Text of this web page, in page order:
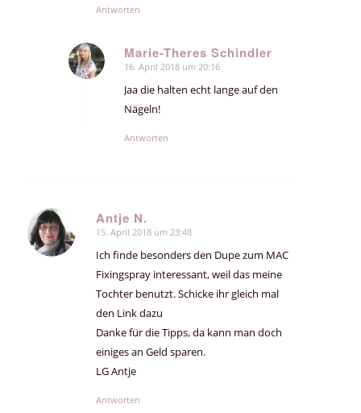
Antworten
Marie-Theres Schindler
sagte:
16. April 2018 um 20:16
Jaa die halten echt lange auf den
Nägeln!
Antworten
Antje N.
sagte:
15. April 2018 um 23:48
Ich finde besonders den Dupe zum MAC
Fixingspray interessant, weil das meine
Tochter benutzt. Schicke ihr gleich mal
den Link dazu
Danke für die Tipps, da kann man doch
einiges an Geld sparen.
LG Antje
Antworten